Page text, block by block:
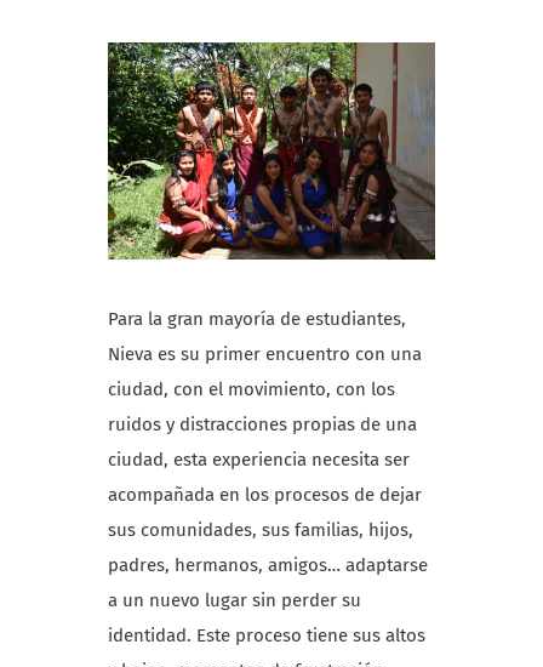
Para la gran mayoría de estudiantes,
Nieva es su primer encuentro con una
ciudad, con el movimiento, con los
ruidos y distracciones propias de una
ciudad, esta experiencia necesita ser
acompañada en los procesos de dejar
sus comunidades, sus familias, hijos,
padres, hermanos, amigos… adaptarse
a un nuevo lugar sin perder su
identidad. Este proceso tiene sus altos